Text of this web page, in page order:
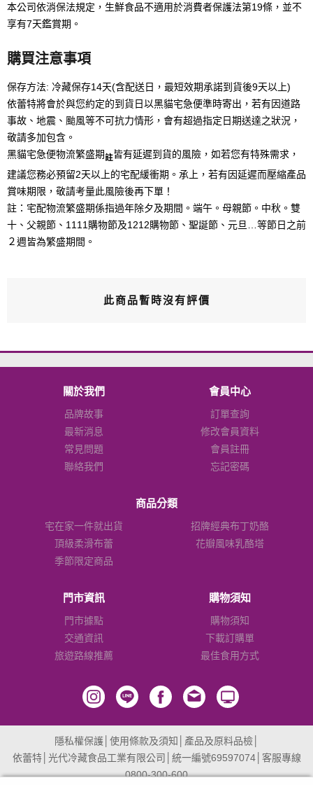
本公司依消保法規定，生鮮食品不適用於消費者保護法第19條，並不
享有7天鑑賞期。
購買注意事項
保存方法: 冷藏保存14天(含配送日，最短效期承諾到貨後9天以上)
依蕾特將會於與您約定的到貨日以黑貓宅急便準時寄出，若有因道路
事故、地震、颱風等不可抗力情形，會有超過指定日期送達之狀況，
敬請多加包含。
黑貓宅急便物流繁盛期註皆有延遲到貨的風險，如若您有特殊需求，
建議您務必預留2天以上的宅配緩衝期。承上，若有因延遲而壓縮產品
賞味期限，敬請考量此風險後再下單！
註：宅配物流繁盛期係指過年除夕及期間。端午。母親節。中秋。雙
十、父親節、1111購物節及1212購物節、聖誕節、元旦…等節日之前
２週皆為繁盛期間。
此商品暫時沒有評價
關於我們
品牌故事
最新消息
常見問題
聯絡我們
會員中心
訂單查詢
修改會員資料
會員註冊
忘記密碼
商品分類
宅在家一件就出貨
招牌經典布丁奶酪
頂級柔滑布蕾
花瓣風味乳酪塔
季節限定商品
門市資訊
門市據點
交通資訊
旅遊路線推薦
購物須知
購物須知
下載訂購單
最佳食用方式
隱私權保護│ 使用條款及須知 產品及原料品檢│
依蕾特│光代冷藏食品工業有限公司│統一編號69597074│客服專線
0800-300-600